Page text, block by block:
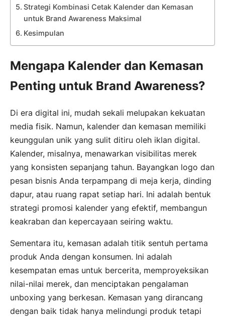
Strategi Kombinasi Cetak Kalender dan Kemasan
untuk Brand Awareness Maksimal
Kesimpulan
Mengapa Kalender dan Kemasan
Penting untuk Brand Awareness?
Di era digital ini, mudah sekali melupakan kekuatan
media fisik. Namun, kalender dan kemasan memiliki
keunggulan unik yang sulit ditiru oleh iklan digital.
Kalender, misalnya, menawarkan visibilitas merek
yang konsisten sepanjang tahun. Bayangkan logo dan
pesan bisnis Anda terpampang di meja kerja, dinding
dapur, atau ruang rapat setiap hari. Ini adalah bentuk
strategi promosi kalender yang efektif, membangun
keakraban dan kepercayaan seiring waktu.
Sementara itu, kemasan adalah titik sentuh pertama
produk Anda dengan konsumen. Ini adalah
kesempatan emas untuk bercerita, memproyeksikan
nilai-nilai merek, dan menciptakan pengalaman
unboxing yang berkesan. Kemasan yang dirancang
dengan baik tidak hanya melindungi produk tetapi